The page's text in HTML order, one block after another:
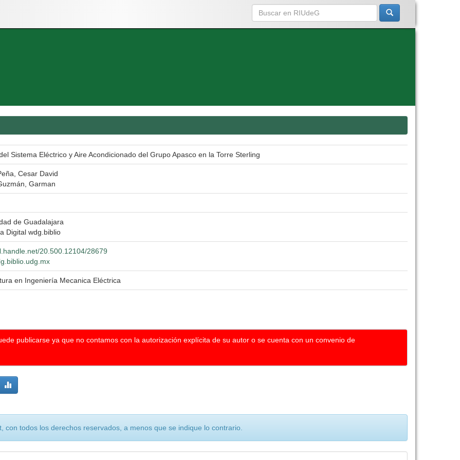
Sistema Eléctrico y Aire Acondicionado del Grupo Apasco en la Torre Sterling
Cesar David
Garman
de Guadalajara
Digital wdg.biblio
20.500.12104/28679
en Ingeniería Mecanica Eléctrica
publicarse ya que no contamos con la autorización explícita de su autor o se cuenta con un convenio de
todos los derechos reservados, a menos que se indique lo contrario.